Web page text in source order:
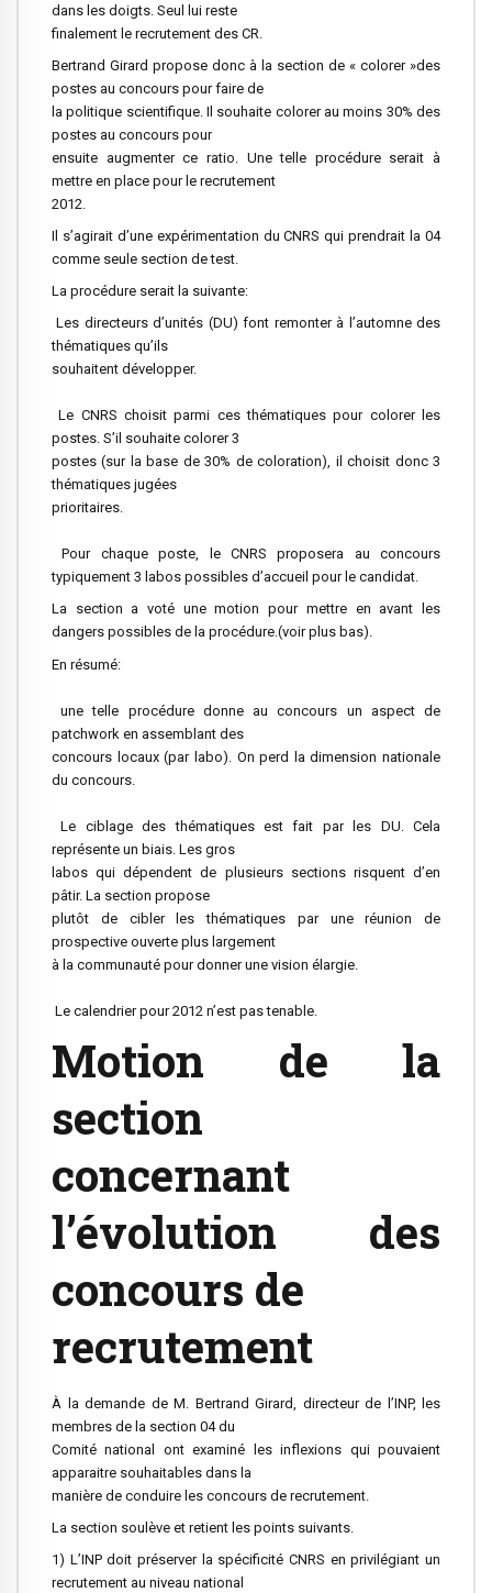
dans les doigts. Seul lui reste
finalement le recrutement des CR.
Bertrand Girard propose donc à la section de « colorer »des
postes au concours pour faire de
la politique scientifique. Il souhaite colorer au moins 30% des
postes au concours pour
ensuite augmenter ce ratio. Une telle procédure serait à
mettre en place pour le recrutement
2012.
Il s’agirait d’une expérimentation du CNRS qui prendrait la 04
comme seule section de test.
La procédure serait la suivante:
Les directeurs d’unités (DU) font remonter à l’automne des
thématiques qu’ils
souhaitent développer.
Le CNRS choisit parmi ces thématiques pour colorer les
postes. S’il souhaite colorer 3
postes (sur la base de 30% de coloration), il choisit donc 3
thématiques jugées
prioritaires.
Pour chaque poste, le CNRS proposera au concours
typiquement 3 labos possibles d’accueil pour le candidat.
La section a voté une motion pour mettre en avant les
dangers possibles de la procédure.(voir plus bas).
En résumé:
une telle procédure donne au concours un aspect de
patchwork en assemblant des
concours locaux (par labo). On perd la dimension nationale
du concours.
Le ciblage des thématiques est fait par les DU. Cela
représente un biais. Les gros
labos qui dépendent de plusieurs sections risquent d’en
pâtir. La section propose
plutôt de cibler les thématiques par une réunion de
prospective ouverte plus largement
à la communauté pour donner une vision élargie.
Le calendrier pour 2012 n’est pas tenable.
Motion de la
section
concernant
l’évolution des
concours de
recrutement
À la demande de M. Bertrand Girard, directeur de l’INP, les
membres de la section 04 du
Comité national ont examiné les inflexions qui pouvaient
apparaitre souhaitables dans la
manière de conduire les concours de recrutement.
La section soulève et retient les points suivants.
1) L’INP doit préserver la spécificité CNRS en privilégiant un
recrutement au niveau national